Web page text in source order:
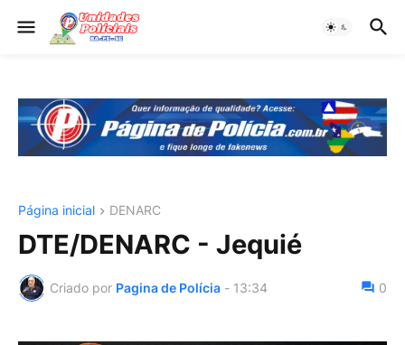
Página inicial DENARC
DTE/DENARC - Jequié
Criado por Pagina de Polícia - 13:34 0